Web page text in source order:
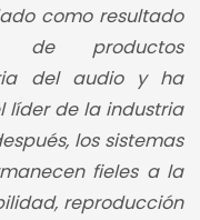
como resultado
de productos
del audio y ha
líder de la industria
los sistemas
fieles a la
reproducción